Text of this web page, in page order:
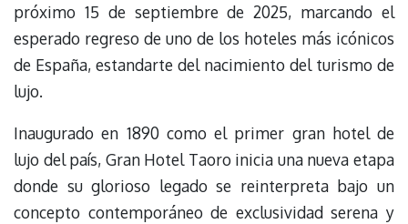
próximo 15 de septiembre de 2025, marcando el
esperado regreso de uno de los hoteles más icónicos
de España, estandarte del nacimiento del turismo de
lujo.
Inaugurado en 1890 como el primer gran hotel de
lujo del país, Gran Hotel Taoro inicia una nueva etapa
donde su glorioso legado se reinterpreta bajo un
concepto contemporáneo de exclusividad serena y